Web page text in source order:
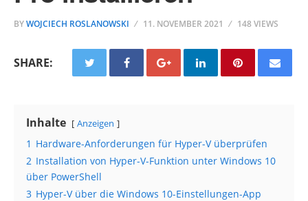
BYWOJCIECH ROSLANOWSKI 11. NOVEMBER 2021 148 VIEWS
SHARE:
Inhalte Anzeigen
1 Hardware-Anforderungen für Hyper-V überprüfen
2 Installation von Hyper-V-Funktion unter Windows 10
über PowerShell
3 Hyper-V über die Windows 10-Einstellungen-App